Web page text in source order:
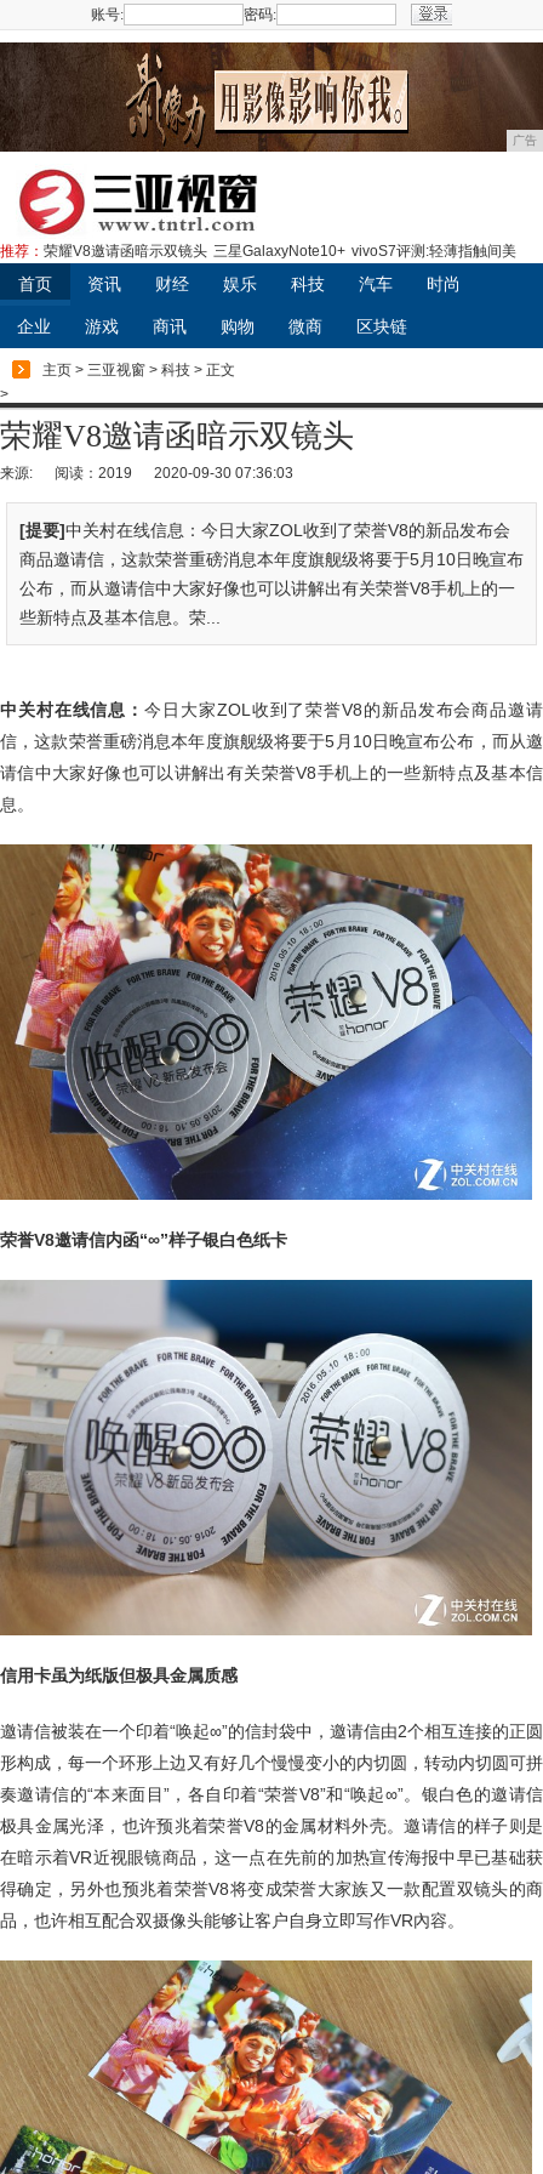
账号: 密码:
广告
推荐： 荣耀V8邀请函暗示双镜头 三星GalaxyNote10+ vivoS7评测:轻薄指触间美
首页 资讯 财经 娱乐 科技 汽车 时尚
企业 游戏 商讯 购物 微商 区块链
主页 > 三亚视窗 > 科技 > 正文
>
荣耀V8邀请函暗示双镜头
来源: 阅读：2019 2020-09-30 07:36:03
[提要]中关村在线信息：今日大家ZOL收到了荣誉V8的新品发布会
商品邀请信，这款荣誉重磅消息本年度旗舰级将要于5月10日晚宣布
公布，而从邀请信中大家好像也可以讲解出有关荣誉V8手机上的一
些新特点及基本信息。荣...
中关村在线信息：今日大家ZOL收到了荣誉V8的新品发布会商品邀请
信，这款荣誉重磅消息本年度旗舰级将要于5月10日晚宣布公布，而从邀
请信中大家好像也可以讲解出有关荣誉V8手机上的一些新特点及基本信
息。
荣誉V8邀请信内函“∞”样子银白色纸卡
信用卡虽为纸版但极具金属质感
邀请信被装在一个印着“唤起∞”的信封袋中，邀请信由2个相互连接的正圆
形构成，每一个环形上边又有好几个慢慢变小的内切圆，转动内切圆可拼
奏邀请信的“本来面目”，各自印着“荣誉V8”和“唤起∞”。银白色的邀请信
极具金属光泽，也许预兆着荣誉V8的金属材料外壳。邀请信的样子则是
在暗示着VR近视眼镜商品，这一点在先前的加热宣传海报中早已基础获
得确定，另外也预兆着荣誉V8将变成荣誉大家族又一款配置双镜头的商
品，也许相互配合双摄像头能够让客户自身立即写作VR內容。